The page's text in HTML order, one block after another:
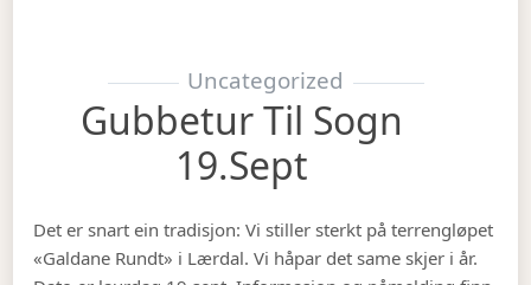
Uncategorized
Gubbetur Til Sogn
19.sept
Det er snart ein tradisjon: Vi stiller sterkt på terrengløpet
«Galdane Rundt» i Lærdal. Vi håpar det same skjer i år.